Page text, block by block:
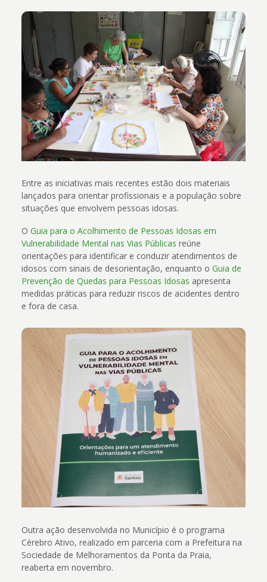
Entre as iniciativas mais recentes estão dois materiais
lançados para orientar profissionais e a população sobre
situações que envolvem pessoas idosas.
O Guia para o Acolhimento de Pessoas Idosas em
Vulnerabilidade Mental nas Vias Públicas reúne
orientações para identificar e conduzir atendimentos de
idosos com sinais de desorientação, enquanto o Guia de
Prevenção de Quedas para Pessoas Idosas apresenta
medidas práticas para reduzir riscos de acidentes dentro
e fora de casa.
Outra ação desenvolvida no Município é o programa
Cérebro Ativo, realizado em parceria com a Prefeitura na
Sociedade de Melhoramentos da Ponta da Praia,
reaberta em novembro.